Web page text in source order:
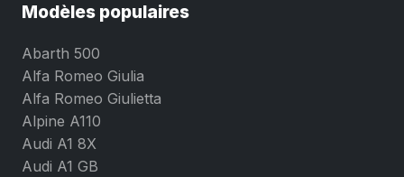
Modèles populaires
Abarth 500
Alfa Romeo Giulia
Alfa Romeo Giulietta
Alpine A110
Audi A1 8X
Audi A1 GB